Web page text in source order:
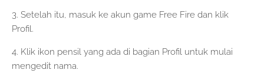
3. Setelah itu, masuk ke akun game Free Fire dan klik
Profil.
4. Klik ikon pensil yang ada di bagian Profil untuk mulai
mengedit nama.